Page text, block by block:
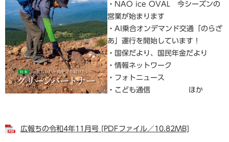
・NAO ice OVAL 今シーズンの
営業が始まります
・AI乗合オンデマンド交通「のらざ
あ」運行を開始しています！
・国保だより、国民年金だより
・情報ネットワーク
・フォトニュース
・こども通信 ほか
広報ちの令和4年11月号 [PDFファイル／10.82MB]